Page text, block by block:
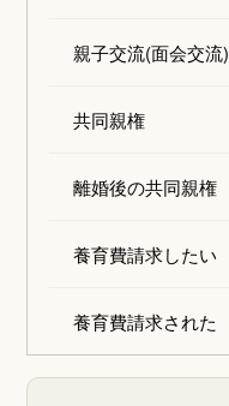
親子交流(面会交流)
共同親権
離婚後の共同親権
養育費請求したい
養育費請求された